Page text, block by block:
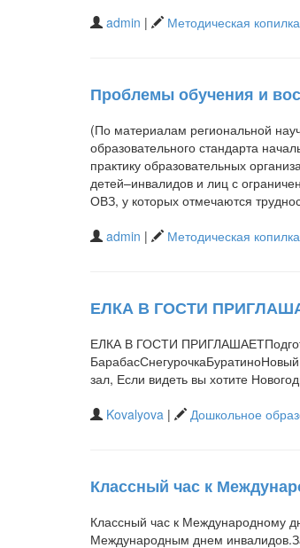
admin | Методическая копилка
Проблемы обучения и
(По материалам региональной
образовательного стандарта
практику образовательных
детей–инвалидов и лиц с
ОВЗ, у которых отмечаются
admin | Методическая копилка
ЕЛКА В ГОСТИ
ЕЛКА В ГОСТИ
зал, Если видеть вы хотите
Kovalyova | Дошкольное
Классный час к
Классный час к Международному
Международным днем